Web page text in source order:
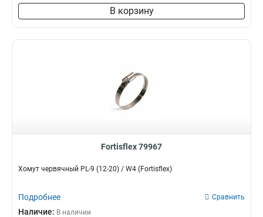
В корзину
Fortisflex 79967
Хомут червячный PL-9 (12-20) / W4 (Fortisflex)
Подробнее Сравнить
Наличие: В наличии